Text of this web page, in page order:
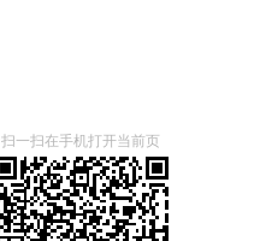
扫一扫在手机打开当前页